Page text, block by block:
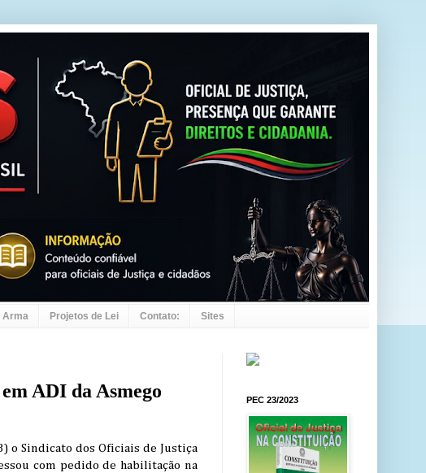
Arma Projetos de Lei Contato: Sites
ADI da Asmego
Sindicato dos Oficiais de Justiça
com pedido de habilitação na
PEC 23/2023